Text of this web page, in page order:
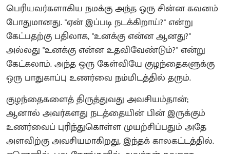
பெரியவர்களாகிய நமக்கு அந்த ஒரு சின்ன கவனம்
போதுமானது. "ஏன் இப்படி நடக்கிறாய்?" என்று
கேட்பதற்கு பதிலாக, "உனக்கு என்ன ஆனது?"
அல்லது "உனக்கு என்ன உதவிவேண்டும்?" என்று
கேட்கலாம். அந்த ஒரு கேள்வியே குழந்தைகளுக்கு
ஒரு பாதுகாப்பு உணர்வை நம்மிடத்தில் தரும்.
குழந்தைகளைத் திருத்துவது அவசியம்தான்;
ஆனால் அவர்களது நடத்தையின் பின் இருக்கும்
உணர்வைப் புரிந்துகொள்ள முயற்சிப்பதும் அதே
அளவிற்கு அவசியமாகிறது, இந்தக் காலகட்டத்தில்.